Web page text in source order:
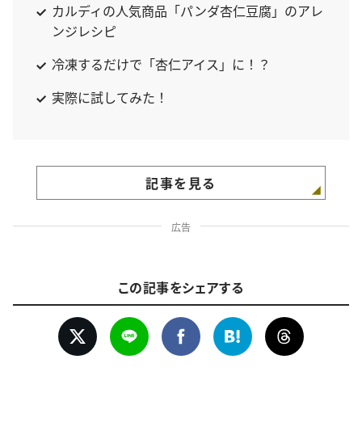
カルディの人気商品「パンダ杏仁豆腐」のアレ
ンジレシピ
冷凍するだけで「杏仁アイス」に！？
実際に試してみた！
記事を見る
広告
この記事をシェアする